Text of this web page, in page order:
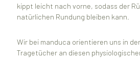
kippt leicht nach vorne, sodass der
natürlichen Rundung bleiben kann.
Wir bei manduca orientieren uns in
Tragetücher an diesen